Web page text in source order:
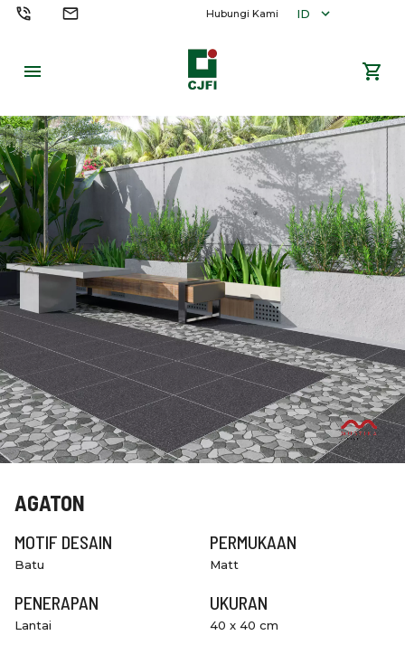
Hubungi Kami ID
AGATON
MOTIF DESAIN
Batu
PERMUKAAN
Matt
PENERAPAN
Lantai
UKURAN
40 x 40 cm